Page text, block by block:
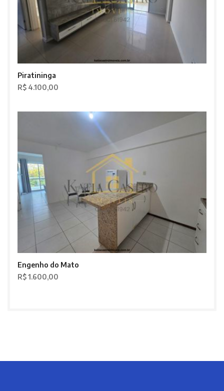
Piratininga
R$ 4.100,00
Engenho do Mato
R$ 1.600,00